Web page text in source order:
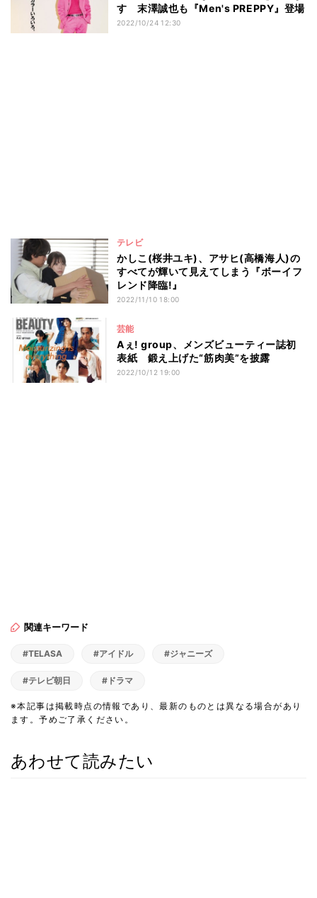
す 末澤誠也も『Men's PREPPY』登場
2022/10/24 12:30
テレビ
かしこ(桜井ユキ)、アサヒ(高橋海人)の
すべてが輝いて見えてしまう『ボーイフ
レンド降臨!』
2022/11/10 18:00
芸能
Aぇ! group、メンズビューティー誌初
表紙 鍛え上げた“筋肉美”を披露
2022/10/12 19:00
関連キーワード
#TELASA #アイドル #ジャニーズ
#テレビ朝日 #ドラマ
※本記事は掲載時点の情報であり、最新のものとは異なる場合があり
ます。予めご了承ください。
あわせて読みたい